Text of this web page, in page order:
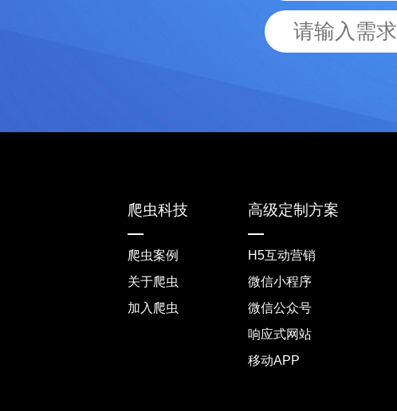
爬虫科技
爬虫案例
关于爬虫
加入爬虫
高级定制方案
H5互动营销
微信小程序
微信公众号
响应式网站
移动APP